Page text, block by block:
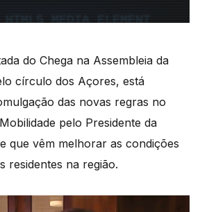
do Chega na Assembleia da
círculo dos Açores, está
das novas regras no
pelo Presidente da
que vêm melhorar as condições
residentes na região.